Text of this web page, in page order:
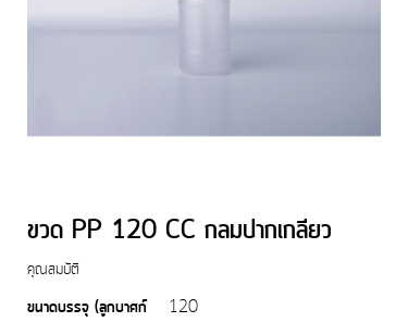
ขวด PP 120 CC กลมปากเกลียว
คุณสมบัติ
ขนาดบรรจุ (ลูกบาศก์
120